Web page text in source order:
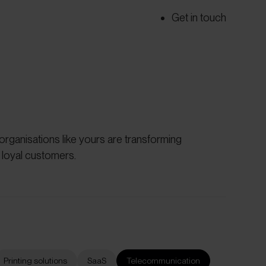
Get in touch
like yours are transforming
customers.
Printing solutions SaaS Telecommunication